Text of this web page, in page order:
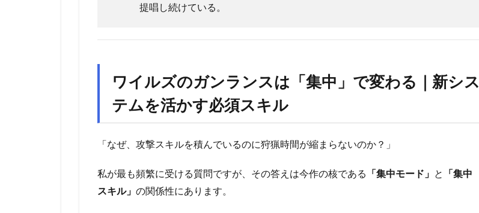
提唱し続けている。
ワイルズのガンランスは「集中」で変わる｜新シス
テムを活かす必須スキル
「なぜ、攻撃スキルを積んでいるのに狩猟時間が縮まらないのか？」
私が最も頻繁に受ける質問ですが、その答えは今作の核である 「集中モード」 と
「集中
スキル」 の関係性にあります。